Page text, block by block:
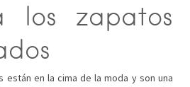
los zapatos
están en la cima de la moda y son una